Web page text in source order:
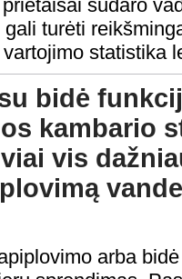
sudaro
turėti
statistika
bidė
kambario
vis
arba